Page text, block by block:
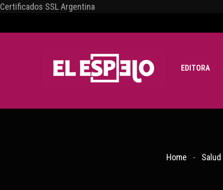
Certificados SSL Argentina
EDITORA
Home Salud